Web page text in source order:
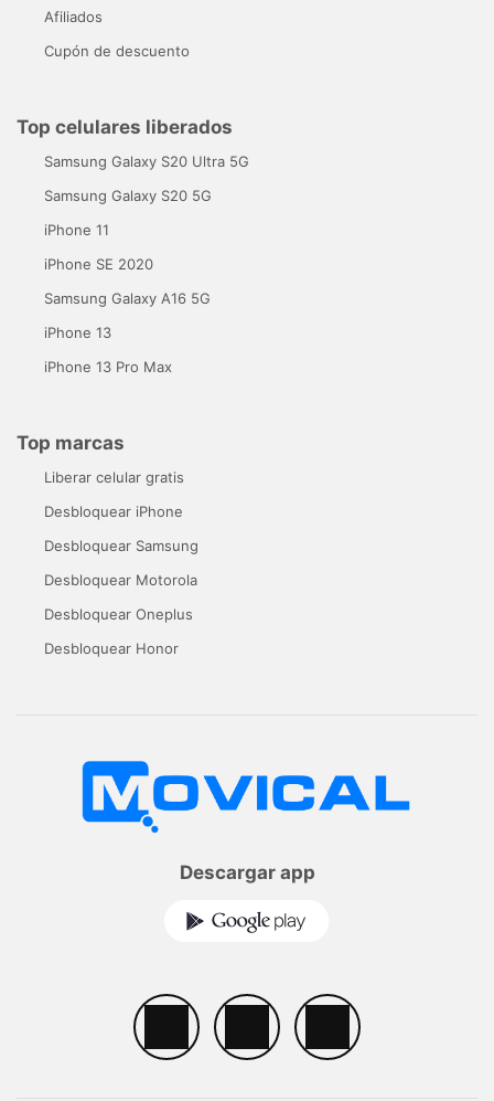
Afiliados
Cupón de descuento
Top celulares liberados
Samsung Galaxy S20 Ultra 5G
Samsung Galaxy S20 5G
iPhone 11
iPhone SE 2020
Samsung Galaxy A16 5G
iPhone 13
iPhone 13 Pro Max
Top marcas
Liberar celular gratis
Desbloquear iPhone
Desbloquear Samsung
Desbloquear Motorola
Desbloquear Oneplus
Desbloquear Honor
Descargar app